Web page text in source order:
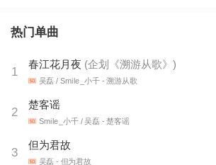
热门单曲
1
春江花月夜 (企划《溯游从歌》 )
吴磊 / Smile_小千 - 溯游从歌
2
楚客谣
Smile_小千 / 吴磊 - 楚客谣
3
但为君故
吴磊 - 但为君故